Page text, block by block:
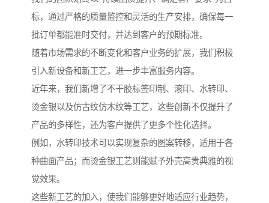
标，通过严格的质量监控和灵活的生产安排，确保每一
批订单都能准时交付，并达到客户的预期标准。
随着市场需求的不断变化和客户业务的扩展，我们积极
引入新设备和新工艺，进一步丰富服务内容。
近年来，我们新增了不干胶标签印制、滚印、水转印、
烫金银以及仿古纹仿木纹等工艺，这些创新不仅提升了
产品的多样性，还为客户提供了更多个性化选择。
例如，水转印技术可以实现复杂的图案转移，适用于各
种曲面产品；而烫金银工艺则能赋予外壳高贵典雅的视
觉效果。
这些新工艺的加入，使我们能够更好地适应行业趋势，